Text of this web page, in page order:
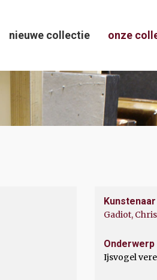
nieuwe collectie onze
Kunstenaar
Gadiot, Chris
Onderwerp
Ijsvogel